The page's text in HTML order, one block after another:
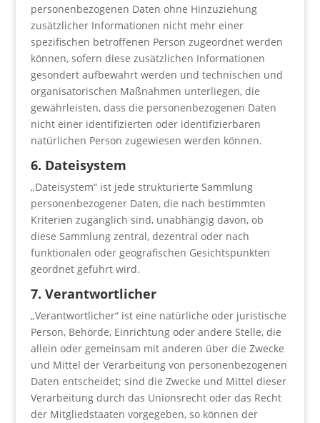
personenbezogenen Daten ohne Hinzuziehung
zusätzlicher Informationen nicht mehr einer
spezifischen betroffenen Person zugeordnet werden
können, sofern diese zusätzlichen Informationen
gesondert aufbewahrt werden und technischen und
organisatorischen Maßnahmen unterliegen, die
gewährleisten, dass die personenbezogenen Daten
nicht einer identifizierten oder identifizierbaren
natürlichen Person zugewiesen werden können.
6. Dateisystem
„Dateisystem“ ist jede strukturierte Sammlung
personenbezogener Daten, die nach bestimmten
Kriterien zugänglich sind, unabhängig davon, ob
diese Sammlung zentral, dezentral oder nach
funktionalen oder geografischen Gesichtspunkten
geordnet geführt wird.
7. Verantwortlicher
„Verantwortlicher“ ist eine natürliche oder juristische
Person, Behörde, Einrichtung oder andere Stelle, die
allein oder gemeinsam mit anderen über die Zwecke
und Mittel der Verarbeitung von personenbezogenen
Daten entscheidet; sind die Zwecke und Mittel dieser
Verarbeitung durch das Unionsrecht oder das Recht
der Mitgliedstaaten vorgegeben, so können der